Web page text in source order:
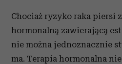
Chociaż ryzyko raka piersi
hormonalną zawierającą
nie można jednoznacznie
ma. Terapia hormonalna